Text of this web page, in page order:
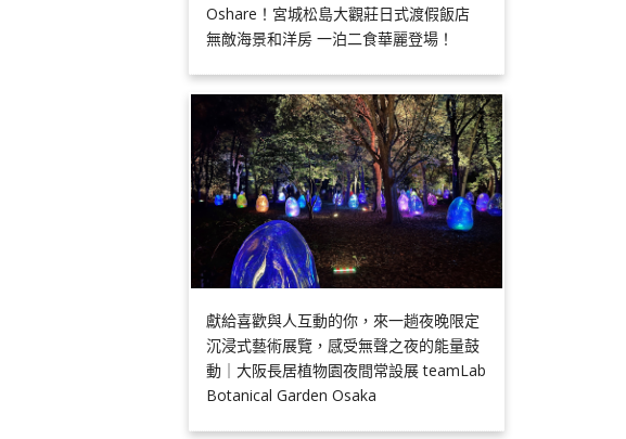
Oshare！宮城松島大觀莊日式渡假飯店
無敵海景和洋房 一泊二食華麗登場！
獻給喜歡與人互動的你，來一趟夜晚限定
沉浸式藝術展覽，感受無聲之夜的能量鼓
動｜大阪長居植物園夜間常設展 teamLab
Botanical Garden Osaka